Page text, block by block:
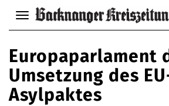
Navigation
anzeigen
verbergen
Europaparlament
Umsetzung des
Asylpaktes